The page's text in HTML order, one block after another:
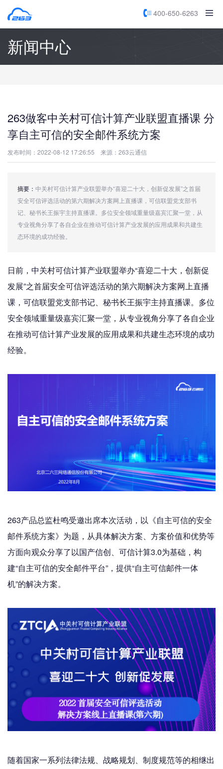
400-650-6263
新闻中心
263做客中关村可信计算产业联盟直播课 分
享自主可信的安全邮件系统方案
发布时间：2022-08-12 17:26:55 来源：263云通信
摘要： 中关村可信计算产业联盟举办“喜迎二十大，创新促发展”之首届
安全可信评选活动的第六期解决方案网上直播课，可信联盟党支部书
记、秘书长王振宇主持直播课。多位安全领域重量级嘉宾汇聚一堂，从
专业视角分享了各自企业在推动可信计算产业发展的应用成果和共建生
态环境的成功经验。
日前，中关村可信计算产业联盟举办“喜迎二十大，创新促
发展”之首届安全可信评选活动的第六期解决方案网上直播
课，可信联盟党支部书记、秘书长王振宇主持直播课。多位
安全领域重量级嘉宾汇聚一堂，从专业视角分享了各自企业
在推动可信计算产业发展的应用成果和共建生态环境的成功
经验。
263产品总监杜鸣受邀出席本次活动，以《自主可信的安全
邮件系统方案》为题，从具体解决方案、方案价值和优势等
方面向观众分享了以国产信创、可信计算3.0为基础，构
建“自主可信的安全邮件平台”，提供“自主可信邮件一体
机”的解决方案。
随着国家一系列法律法规、战略规划、制度规范等的相继出